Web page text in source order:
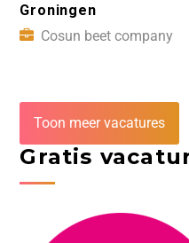
Groningen
Cosun beet company
Toon meer vacatures
Gratis